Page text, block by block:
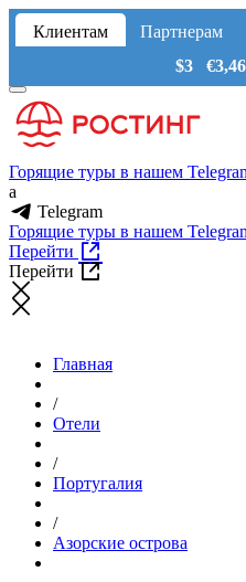
Клиентам Партнерам
$3
Горящие туры в нашем
a
Telegram
Горящие туры в нашем
Перейти
Перейти
Главная
/
Отели
/
Португалия
/
Азорские острова